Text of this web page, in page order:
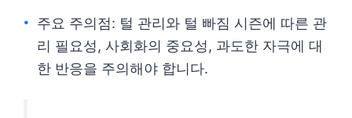
주요 주의점: 털 관리와 털 빠짐 시즌에 따른 관
리 필요성, 사회화의 중요성, 과도한 자극에 대
한 반응을 주의해야 합니다.